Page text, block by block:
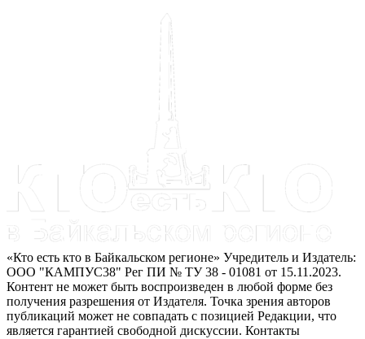
«Кто есть кто в Байкальском регионе» Учредитель и Издатель:
ООО "КАМПУС38" Рег ПИ № ТУ 38 - 01081 от 15.11.2023.
Контент не может быть воспроизведен в любой форме без
получения разрешения от Издателя. Точка зрения авторов
публикаций может не совпадать с позицией Редакции, что
является гарантией свободной дискуссии. Контакты